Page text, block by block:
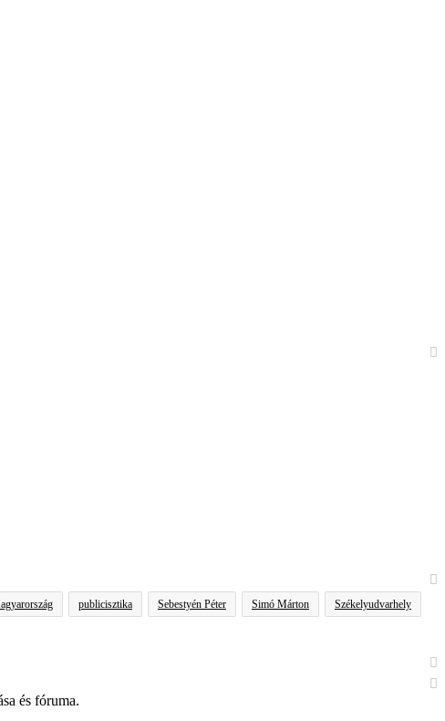
publicisztika Sebestyén Péter Simó Márton Székelyudvarhely
és fóruma.